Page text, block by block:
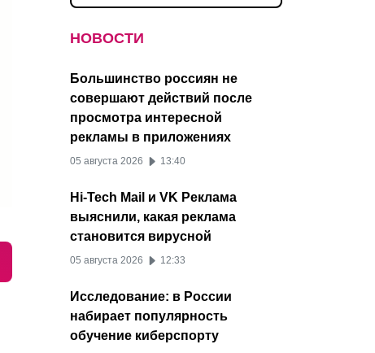
НОВОСТИ
Большинство россиян не
совершают действий после
просмотра интересной
рекламы в приложениях
05 августа 2026 13:40
Hi-Tech Mail и VK Реклама
выяснили, какая реклама
становится вирусной
05 августа 2026 12:33
Исследование: в России
набирает популярность
обучение киберспорту